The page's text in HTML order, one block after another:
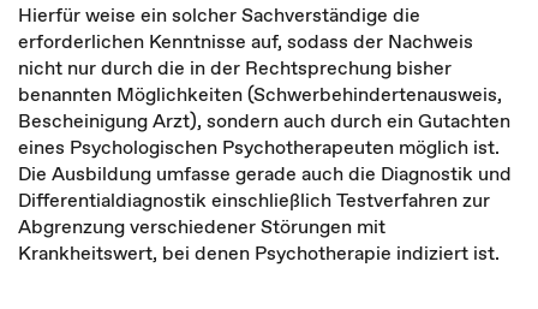
Hierfür weise ein solcher Sachverständige die
erforderlichen Kenntnisse auf, sodass der Nachweis
nicht nur durch die in der Rechtsprechung bisher
benannten Möglichkeiten (Schwerbehindertenausweis,
Bescheinigung Arzt), sondern auch durch ein Gutachten
eines Psychologischen Psychotherapeuten möglich ist.
Die Ausbildung umfasse gerade auch die Diagnostik und
Differentialdiagnostik einschließlich Testverfahren zur
Abgrenzung verschiedener Störungen mit
Krankheitswert, bei denen Psychotherapie indiziert ist.